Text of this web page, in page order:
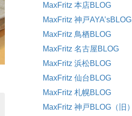
MaxFritz 本店BLOG
MaxFritz 神戸AYA’sBLOG
MaxFritz 鳥栖BLOG
MaxFritz 名古屋BLOG
MaxFritz 浜松BLOG
MaxFritz 仙台BLOG
MaxFritz 札幌BLOG
MaxFritz 神戸BLOG（旧）